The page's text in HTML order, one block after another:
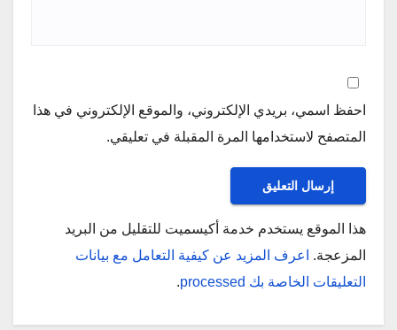
احفظ اسمي، بريدي الإلكتروني، والموقع الإلكتروني في هذا
المتصفح لاستخدامها المرة المقبلة في تعليقي.
هذا الموقع يستخدم خدمة أكيسميت للتقليل من البريد
المزعجة.
اعرف المزيد عن كيفية التعامل مع بيانات
التعليقات الخاصة بك processed
.